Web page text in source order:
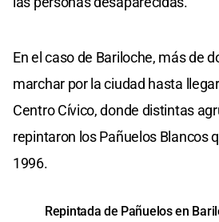
En el caso de Bariloche, más de
marchar por la ciudad hasta
Centro Cívico, donde distintas
repintaron los Pañuelos Blancos
1996.
Repintada de Pañuelos en